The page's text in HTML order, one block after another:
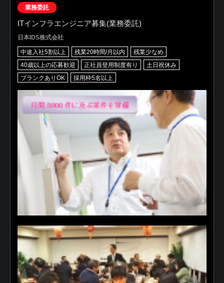
業務委託
ITインフラエンジニア募集(業務委託)
日本IDS株式会社
中途入社5割以上 残業20時間/月以内
残業少なめ
40歳以上の応募歓迎
正社員登用制度有り
土日祝休み
ブランクありOK
採用枠5名以上